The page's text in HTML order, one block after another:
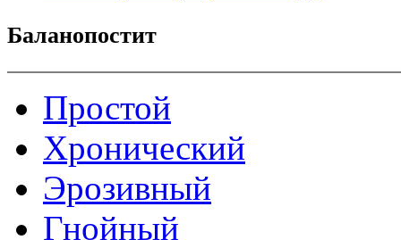
Баланопостит
Простой
Хронический
Эрозивный
Гнойный